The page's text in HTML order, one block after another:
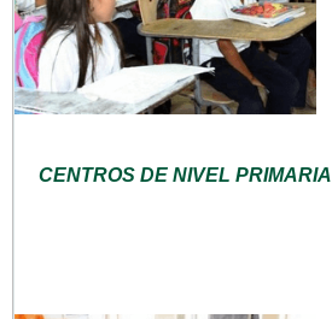
CENTROS DE NIVEL PRIMARIA